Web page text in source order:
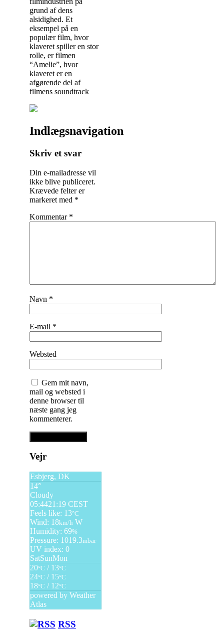
grund af dens
alsidighed. Et
eksempel på en
populær film, hvor
klaveret spiller en stor
rolle, er filmen
“Amelie”, hvor
klaveret er en
afgørende del af
filmens soundtrack
Indlægsnavigation
Skriv et svar
Din e-mailadresse vil
ikke blive publiceret.
Krævede felter er
markeret med *
Kommentar *
Navn *
E-mail *
Websted
Gem mit navn,
mail og websted i
denne browser til
næste gang jeg
kommenterer.
Vejr
Esbjerg, DK
14°
Cloudy
05:4421:19 CEST
Feels like: 13°C
Wind: 18km/h W
Humidity: 69%
Pressure: 1019.3mbar
UV index: 0
SatSunMon
20°C / 13°C
24°C / 15°C
18°C / 12°C
powered by Weather
Atlas
RSS